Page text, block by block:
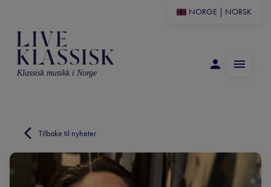
NORGE NORSK
Klassisk musikk i Norge
Tilbake til nyheter